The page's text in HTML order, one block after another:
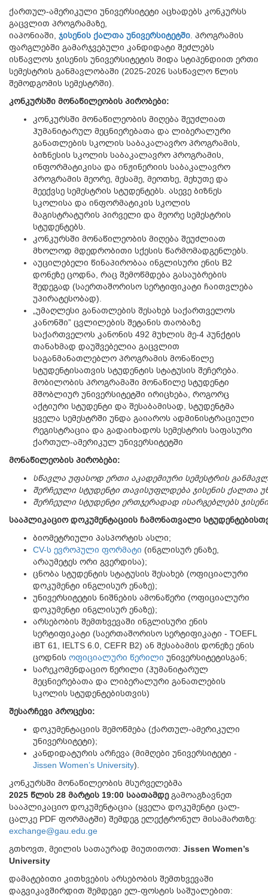
ქართულ-ამერიკული უნივერსიტეტი აცხადებს კონკურსს
გაცვლით პროგრამაზე,
იაპონიაში, ჯისენის ქალთა უნივერსიტეტში . პროგრამის
ფარგლებში გამარჯვებული კანდიდატი შეძლებს
ისწავლოს ჯისენის უნივერსიტეტის შიდა სტიპენდიით ერთი
სემესტრის განმავლობაში (2025-2026 სასწავლო წლის
შემოდგომის სემესტრში).
კონკურსში მონაწილეობის პირობები:
კონკურსში მონაწილეობის მიღება შეუძლიათ
ჰუმანიტარულ მეცნიერებათა და ლიბერალური
განათლების სკოლის საბაკალავრო პროგრამის,
ბიზნესის სკოლის საბაკალავრო პროგრამის,
ინფორმატიკისა და ინჟინერიის საბაკალავრო
პროგრამის მეორე, მესამე, მეოთხე, მეხუთე და
მეექვსე სემესტრის სტუდენტებს. ასევე ბიზნეს
სკოლისა და ინფორმატიკის სკოლის
მაგისტრატურის პირველი და მეორე სემესტრის
სტუდენტებს.
კონკურსში მონაწილეობის მიღება შეუძლიათ
მხოლოდ მდედრობითი სქესის წარმომადგენლებს.
აუცილებელი წინაპირობაა ინგლისური ენის B2
დონეზე ცოდნა, რაც შემოწმდება გასაუბრების
შედეგად (საერთაშორისო სერტიფიკატი ჩაითვლება
უპირატესობად).
„უმაღლესი განათლების შესახებ საქართველოს
კანონში” ცვლილების შეტანის თაობაზე
საქართველოს კანონის 492 მუხლის მე-4 პუნქტის
თანახმად დაუშვებელია გაცვლით
საგანმანათლებლო პროგრამის მონაწილე
სტუდენტისათვის სტუდენტის სტატუსის შეჩერება.
მობილობის პროგრამაში მონაწილე სტუდენტი
მშობლიურ უნივერსიტეტში ირიცხება, როგორც
აქტიური სტუდენტი და შესაბამისად, სტუდენტმა
ყველა სემესტრში უნდა გაიაროს ადმინისტრაციული
რეგისტრაცია და გადაიხადოს სემესტრის საფასური
ქართულ-ამერიკულ უნივერსიტეტში
მონაწილეობის პირობები:
სწავლა უფასოდ ერთი აკადემიური სემესტრის
შერჩეული სტუდენტი თავისუფლდება ჯისენის ქალთა
შერჩეული სტუდენტი ერთჯერადად ისარგებლებს
სააპლიკაციო დოკუმენტაციის ჩამონათვალი
ბიომეტრიული პასპორტის ასლი;
CV-ს ევროპული ფორმატი (ინგლისურ ენაზე,
არაუმეტეს ორი გვერდისა);
ცნობა სტუდენტის სტატუსის შესახებ (ოფიციალური
დოკუმენტი ინგლისურ ენაზე);
უნივერსიტეტის ნიშნების ამონაწერი (ოფიციალური
დოკუმენტი ინგლისურ ენაზე);
არსებობის შემთხვევაში ინგლისური ენის
სერტიფიკატი (საერთაშორისო სერტიფიკატი - TOEFL
iBT 61, IELTS 6.0, CEFR B2) ან შესაბამის დონეზე ენის
ცოდნის ოფიციალური წერილი უნივერსიტეტისგან;
სარეკომენდაციო წერილი (ჰუმანიტარულ
მეცნიერებათა და ლიბერალური განათლების
სკოლის სტუდენტებისთვის)
შესარჩევი პროცესი:
დოკუმენტაციის შემოწმება (ქართულ-ამერიკული
უნივერსიტეტი);
კანდიდატურის არჩევა (მიმღები უნივერსიტეტი -
Jissen Women’s University).
კონკურსში მონაწილეობის მსურველებმა
2025 წლის 28 მარტის 19:00 საათამდეგამოაგზავნეთ
სააპლიკაციო დოკუმენტაცია (ყველა დოკუმენტი ცალ-
ცალკე PDF ფორმატში) შემდეგ ელექტრონულ მისამართზე:
exchange@gau.edu.ge
გთხოვთ, მეილის სათაურად მიუთითოთ: Jissen Women’s
University
დამატებითი კითხვების არსებობის შემთხვევაში
დაგვიკავშირდით შემდეგი ელ-ფოსტის საშუალებით: